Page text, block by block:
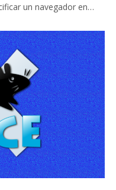
un navegador en…